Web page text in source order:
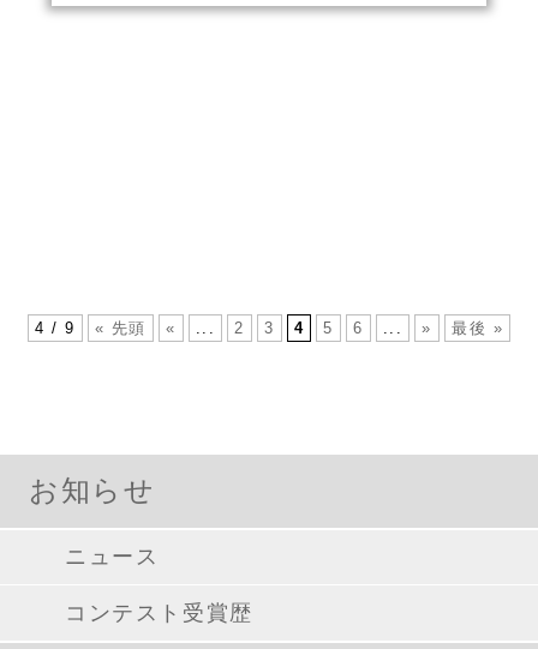
4 / 9 « 先頭 « 2 3 4 5 6 » 最後 »
お知らせ
ニュース
コンテスト受賞歴